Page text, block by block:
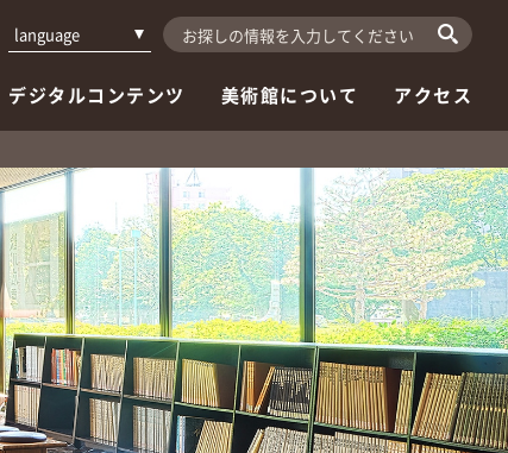
language
デジタルコンテンツ 美術館について アクセス